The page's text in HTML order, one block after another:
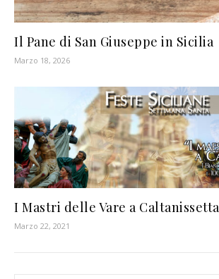
Il Pane di San Giuseppe in Sicilia
Marzo 18, 2026
I Mastri delle Vare a Caltanissetta
Marzo 22, 2021